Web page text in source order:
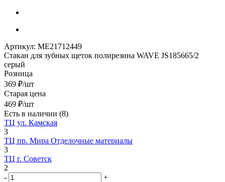
Артикул: МЕ21712449
Стакан для зубных щеток полирезина WAVE JS185665/2
серый
Розница
369 ₽/шт
Старая цена
469 ₽/шт
Есть в наличии (8)
ТЦ ул. Камская
3
ТЦ пр. Мира Отделочные материалы
3
ТЦ г. Советск
2
-
+